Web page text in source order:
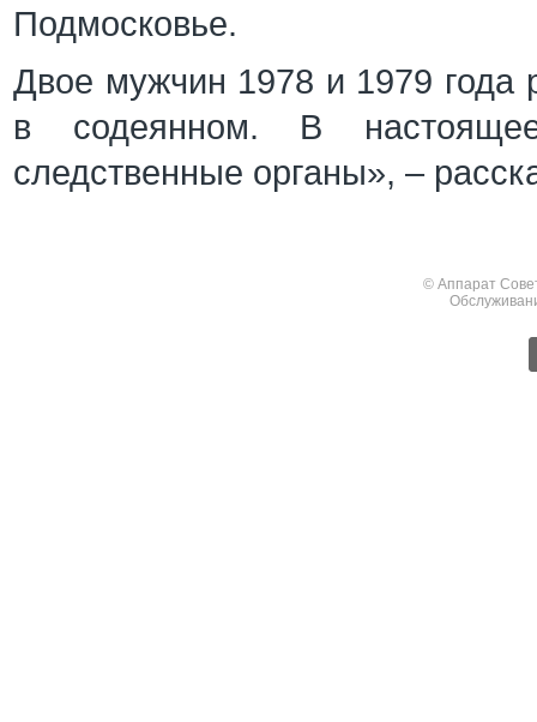
Подмосковье.
Двое мужчин 1978 и 1979 года
в содеянном. В
следственные органы», –
© Аппарат